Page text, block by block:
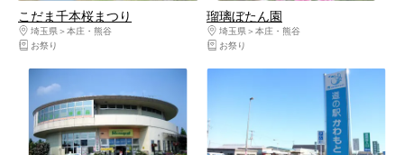
こだま千本桜まつり
埼玉県
本庄・熊谷
お祭り
瑠璃ぼたん園
埼玉県
本庄・熊谷
お祭り